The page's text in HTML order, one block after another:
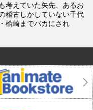
考えていた矢先、あるお
稽古しかしていない千代
楡崎までバカにされ